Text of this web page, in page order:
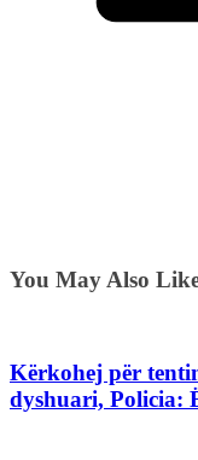
You May Also
Kërkohej për
dyshuari, Policia: